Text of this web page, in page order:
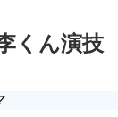
くん演技